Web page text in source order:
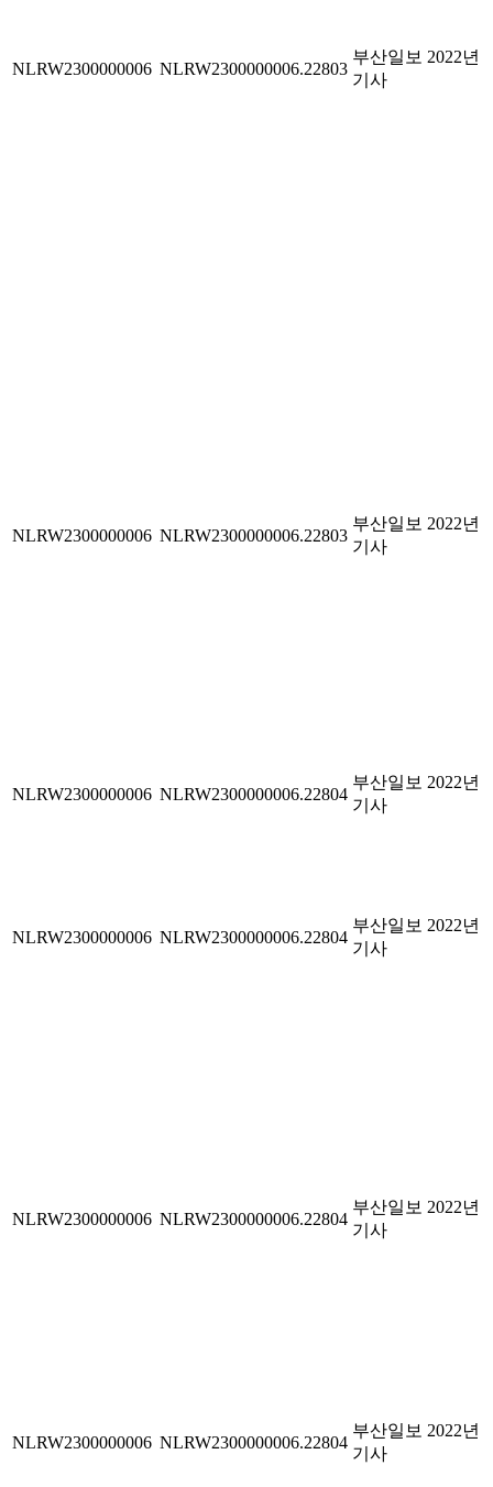
NLRW2300000006 NLRW2300000006.22803
부산일보 2022년
기사
NLRW2300000006 NLRW2300000006.22803
부산일보 2022년
기사
NLRW2300000006 NLRW2300000006.22804
부산일보 2022년
기사
NLRW2300000006 NLRW2300000006.22804
부산일보 2022년
기사
NLRW2300000006 NLRW2300000006.22804
부산일보 2022년
기사
NLRW2300000006 NLRW2300000006.22804
부산일보 2022년
기사